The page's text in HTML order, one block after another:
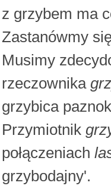
z grzybem ma
Zastanówmy
Musimy
rzeczownika
grzybica
Przymiotnik
połączeniach
grzybodajny'.